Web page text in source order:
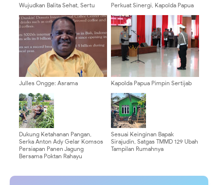
Wujudkan Balita Sehat, Sertu
Posyandu Di Desa Gondang
Perkuat Sinergi, Kapolda Papua
Bersama Danlanud Manuhua
Julles Ongge: Asrama
Pembinaan, Bukan Ruang
Provokasi
Kapolda Papua Pimpin Sertijab
Perkuat Kinerja Organisasi
Dukung Ketahanan Pangan,
Serka Anton Ady Gelar Komsos
Persiapan Panen Jagung
Bersama Poktan Rahayu
Sesuai Keinginan Bapak
Sirajudin, Satgas TMMD 129 Ubah
Tampilan Rumahnya